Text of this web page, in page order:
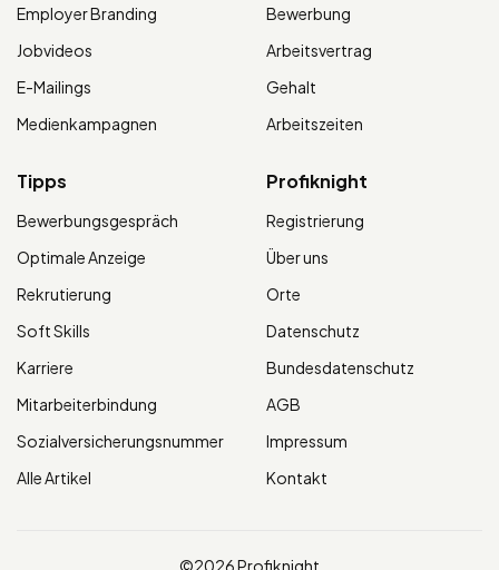
Employer Branding
Jobvideos
E-Mailings
Medienkampagnen
Bewerbung
Arbeitsvertrag
Gehalt
Arbeitszeiten
Tipps
Bewerbungsgespräch
Optimale Anzeige
Rekrutierung
Soft Skills
Karriere
Mitarbeiterbindung
Sozialversicherungsnummer
Alle Artikel
Profiknight
Registrierung
Über uns
Orte
Datenschutz
Bundesdatenschutz
AGB
Impressum
Kontakt
©2026 Profiknight